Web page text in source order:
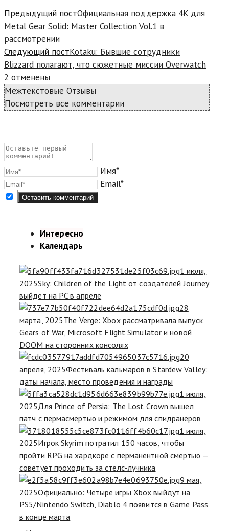
Предыдущий постОфициальная поддержка 4K для
Metal Gear Solid: Master Collection Vol.1 в
рассмотрении
Следующий постKotaku: Бывшие сотрудники
Blizzard полагают, что сюжетные миссии Overwatch
2 отменены
Межтекстовые Отзывы
Посмотреть все комментарии
Имя*
Email*
Интересно
Календарь
1 июля,
2025Sky: Children of the Light от создателей Journey
выйдет на PC в апреле
28
марта, 2025The Verge: Xbox рассматривала выпуск
Gears of War, Microsoft Flight Simulator и новой
DOOM на сторонних консолях
20
апреля, 2025Фестиваль кальмаров в Stardew Valley:
даты начала, место проведения и награды
1 июля,
2025 Для Prince of Persia: The Lost Crown вышел
патч с пермасмертью и режимом для спидранеров
1 июля,
2025Игрок Skyrim потратил 150 часов, чтобы
пройти RPG на хардкоре с перманентной смертью —
советует проходить за стелс-лучника
9 мая,
2025Официально: Четыре игры Xbox выйдут на
PS5/Nintendo Switch, Diablo 4 появится в Game Pass
в конце марта